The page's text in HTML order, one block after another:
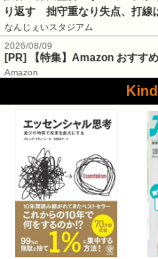
り返す　拙守重なり失点、打線
なんじぇいスタジアム
2026/08/09
[PR] 【特集】Amazon おすす
Amazon